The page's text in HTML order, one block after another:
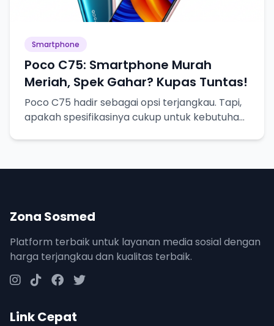
Smartphone
Poco C75: Smartphone Murah
Meriah, Spek Gahar? Kupas Tuntas!
Poco C75 hadir sebagai opsi terjangkau. Tapi,
apakah spesifikasinya cukup untuk kebutuhan
Zona Sosmed
Platform terbaik untuk layanan media sosial dengan
harga terjangkau dan kualitas terbaik.
Link Cepat